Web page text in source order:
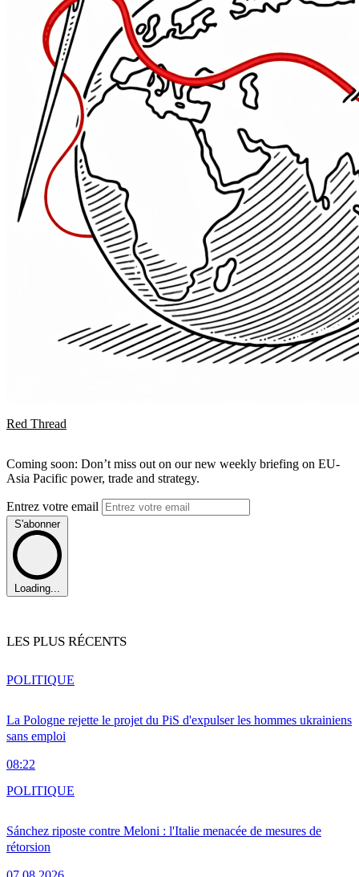
Red Thread
Coming soon: Don’t miss out on our new weekly briefing on EU-
Asia Pacific power, trade and strategy.
Entrez votre email
S'abonner
Loading...
LES PLUS RÉCENTS
La Pologne rejette le projet du PiS d'expulser les hommes ukrainiens
sans emploi
08:22
POLITIQUE
Sánchez riposte contre Meloni : l'Italie menacée de mesures de
rétorsion
POLITIQUE